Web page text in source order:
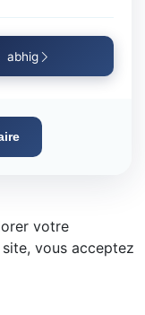
abhig
votre
vous acceptez